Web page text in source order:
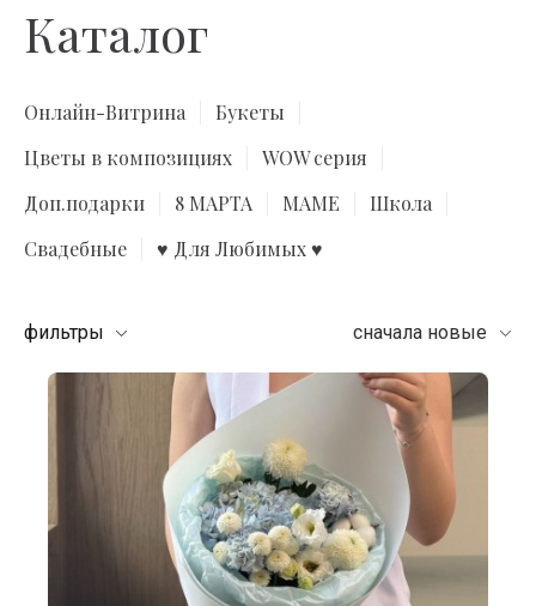
Каталог
Онлайн-Витрина
Букеты
Цветы в композициях
WOW серия
Доп.подарки
8 МАРТА МАМЕ
Школа
Свадебные
♥ Для Любимых ♥
фильтры сначала новые